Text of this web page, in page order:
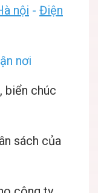
nội - Điện
nơi
biển chúc
sách của